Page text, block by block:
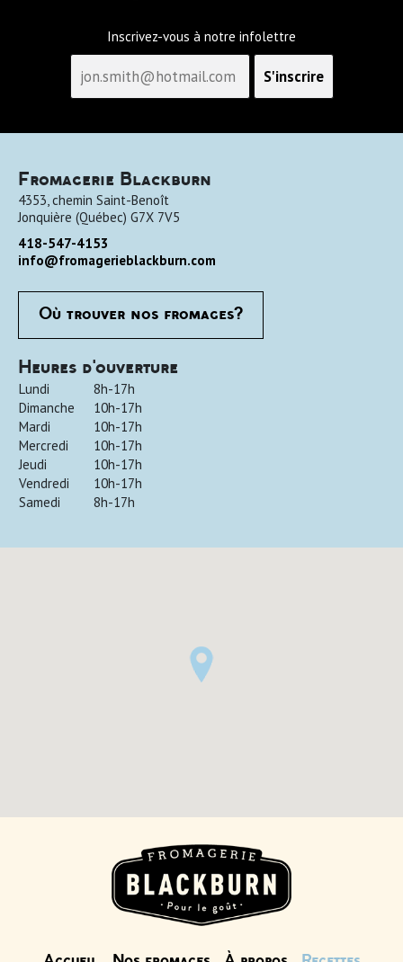
Inscrivez-vous à notre infolettre
Fromagerie Blackburn
4353, chemin Saint-Benoît
Jonquière (Québec) G7X 7V5
418-547-4153
info@fromagerieblackburn.com
Où trouver nos fromages?
Heures d'ouverture
Lundi
8h-17h
Dimanche
10h-17h
Mardi
10h-17h
Mercredi
10h-17h
Jeudi
10h-17h
Vendredi
10h-17h
Samedi
8h-17h